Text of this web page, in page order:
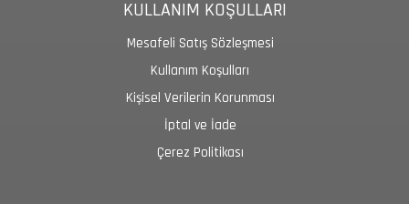
KULLANIM KOŞULLARI
Mesafeli Satış Sözleşmesi
Kullanım Koşulları
Kişisel Verilerin Korunması
İptal ve İade
Çerez Politikası